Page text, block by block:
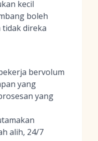
kecil
boleh
direka
bervolum
yang
yang
alih, 24/7